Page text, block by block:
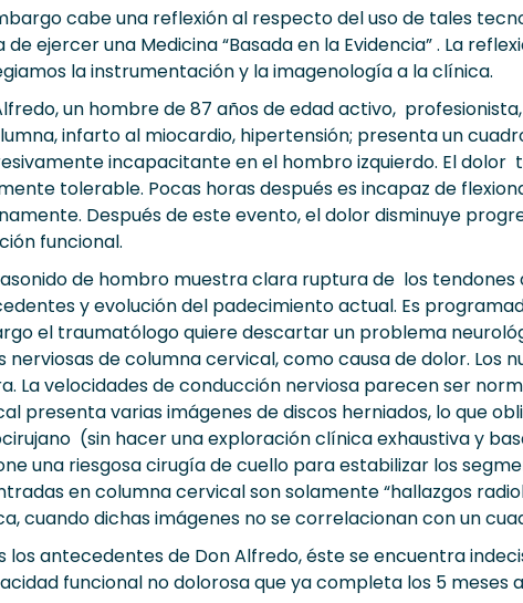
cabe una reflexión al respecto del uso de tales
de ejercer una Medicina “Basada en la Evidencia” . La
la instrumentación y la imagenología a la clínica.
un hombre de 87 años de edad activo,
infarto al miocardio, hipertensión; presenta un
incapacitante en el hombro izquierdo. El dolor
tolerable. Pocas horas después es incapaz de
Después de este evento, el dolor disminuye
funcional.
de hombro muestra clara ruptura de los
y evolución del padecimiento actual. Es
el traumatólogo quiere descartar un problema
nerviosas de columna cervical, como causa de dolor. Los
La velocidades de conducción nerviosa parecen ser
presenta varias imágenes de discos herniados, lo que
(sin hacer una exploración clínica exhaustiva y
una riesgosa cirugía de cuello para estabilizar los
en columna cervical son solamente “hallazgos
cuando dichas imágenes no se correlacionan con un
los antecedentes de Don Alfredo, éste se encuentra
funcional no dolorosa que ya completa los 5 meses